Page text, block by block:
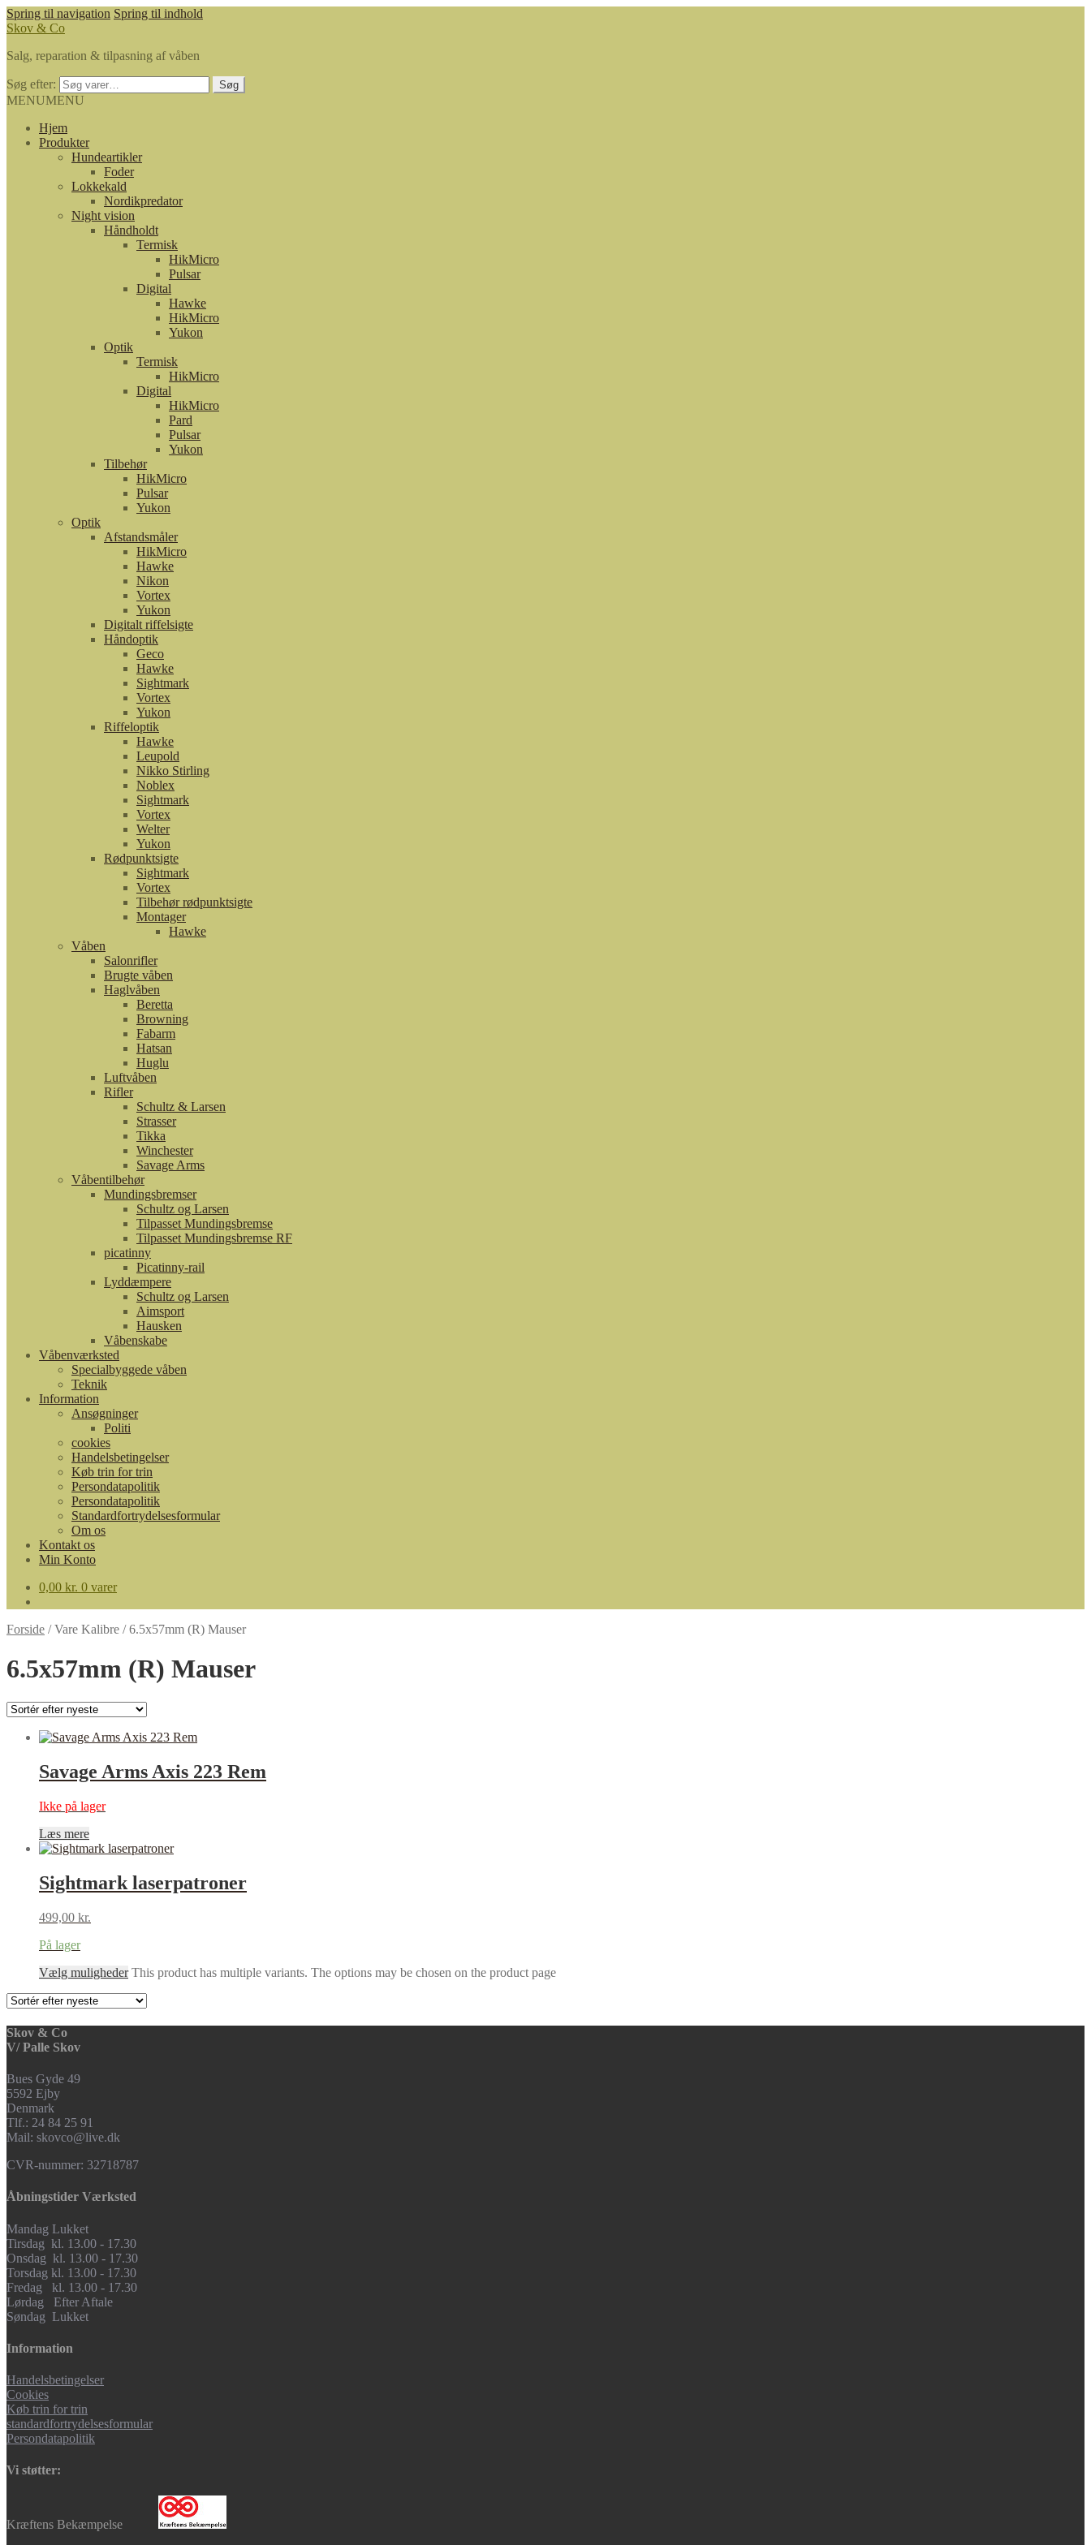
Spring til navigation Spring til indhold
Skov & Co
Salg, reparation & tilpasning af våben
Søg efter: Søg
MENUMENU
Hjem
Produkter
Hundeartikler
Foder
Lokkekald
Nordikpredator
Night vision
Håndholdt
Termisk
HikMicro
Pulsar
Digital
Hawke
HikMicro
Yukon
Optik
Termisk
HikMicro
Digital
HikMicro
Pard
Pulsar
Yukon
Tilbehør
HikMicro
Pulsar
Yukon
Optik
Afstandsmåler
HikMicro
Hawke
Nikon
Vortex
Yukon
Digitalt riffelsigte
Håndoptik
Geco
Hawke
Sightmark
Vortex
Yukon
Riffeloptik
Hawke
Leupold
Nikko Stirling
Noblex
Sightmark
Vortex
Welter
Yukon
Rødpunktsigte
Sightmark
Vortex
Tilbehør rødpunktsigte
Montager
Hawke
Våben
Salonrifler
Brugte våben
Haglvåben
Beretta
Browning
Fabarm
Hatsan
Huglu
Luftvåben
Rifler
Schultz & Larsen
Strasser
Tikka
Winchester
Savage Arms
Våbentilbehør
Mundingsbremser
Schultz og Larsen
Tilpasset Mundingsbremse
Tilpasset Mundingsbremse RF
picatinny
Picatinny-rail
Lyddæmpere
Schultz og Larsen
Aimsport
Hausken
Våbenskabe
Våbenværksted
Specialbyggede våben
Teknik
Information
Ansøgninger
Politi
cookies
Handelsbetingelser
Køb trin for trin
Persondatapolitik
Persondatapolitik
Standardfortrydelsesformular
Om os
Kontakt os
Min Konto
0,00 kr. 0 varer
Forside /Vare Kalibre /6.5x57mm (R) Mauser
6.5x57mm (R) Mauser
Savage Arms Axis 223 Rem
Ikke på lager
Læs mere
Sightmark laserpatroner
499,00 kr.
På lager
Vælg mulighederThis product has multiple variants. The options may be chosen on the product page
Skov & Co
V/ Palle Skov
Bues Gyde 49
5592 Ejby
Denmark
Tlf.: 24 84 25 91
Mail: skovco@live.dk
CVR-nummer: 32718787
Åbningstider Værksted
Mandag Lukket
Tirsdag kl. 13.00 - 17.30
Onsdag kl. 13.00 - 17.30
Torsdag kl. 13.00 - 17.30
Fredag kl. 13.00 - 17.30
Lørdag Efter Aftale
Søndag Lukket
Information
Handelsbetingelser
Cookies
Køb trin for trin
standardfortrydelsesformular
Persondatapolitik
Vi støtter:
Kræftens Bekæmpelse